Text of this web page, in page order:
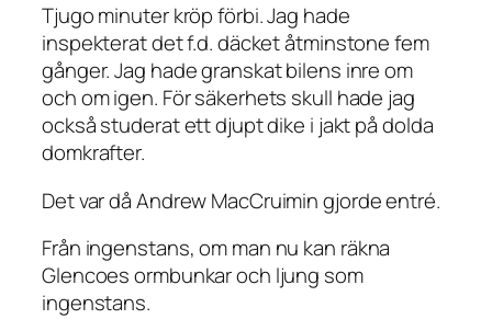
Tjugo minuter kröp förbi. Jag hade
inspekterat det f.d. däcket åtminstone fem
gånger. Jag hade granskat bilens inre om
och om igen. För säkerhets skull hade jag
också studerat ett djupt dike i jakt på dolda
domkrafter.
Det var då Andrew MacCruimin gjorde entré.
Från ingenstans, om man nu kan räkna
Glencoes ormbunkar och ljung som
ingenstans.